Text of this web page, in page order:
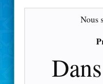
Nous
Dans